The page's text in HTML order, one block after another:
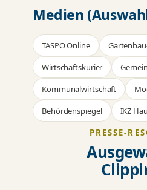
Medien
TASPO Online
Wirtschaftskurier
Kommunalwirtschaft
Behördenspiegel
IKZ
PRESSE-